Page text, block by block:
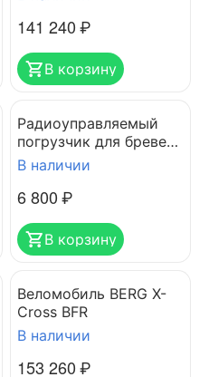
141 240₽
В корзину
Радиоуправляемый
погрузчик для бревен
HUINA 1570
В наличии
6 800₽
В корзину
Веломобиль BERG X-
Cross BFR
В наличии
153 260₽